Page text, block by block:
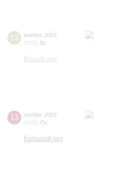
12 ноября 2023
19:00 Вс
Малый зал
13 ноября 2023
20:00 Пн
Большой зал